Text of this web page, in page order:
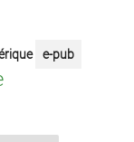
e-pub